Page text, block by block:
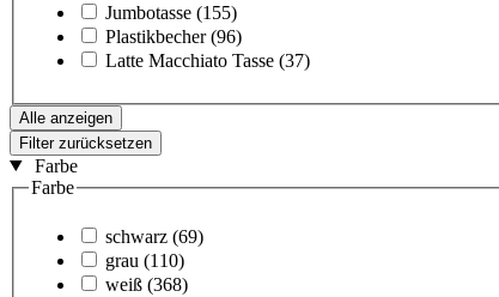
Jumbotasse (155)
Plastikbecher (96)
Latte Macchiato Tasse (37)
Alle anzeigen
Filter zurücksetzen
Farbe
Farbe
schwarz (69)
grau (110)
weiß (368)